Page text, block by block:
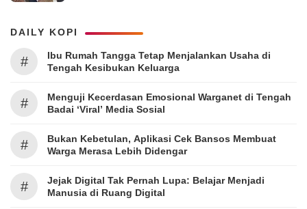
DAILY KOPI
#
Ibu Rumah Tangga Tetap Menjalankan Usaha di
Tengah Kesibukan Keluarga
#
Menguji Kecerdasan Emosional Warganet di Tengah
Badai ‘Viral’ Media Sosial
#
Bukan Kebetulan, Aplikasi Cek Bansos Membuat
Warga Merasa Lebih Didengar
#
Jejak Digital Tak Pernah Lupa: Belajar Menjadi
Manusia di Ruang Digital